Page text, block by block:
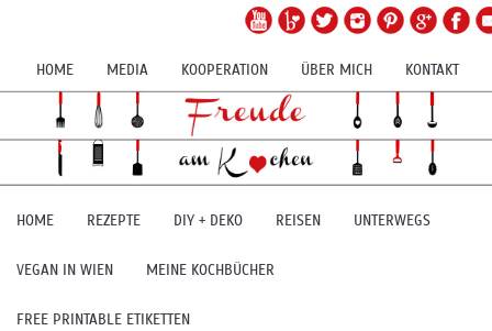
HOME MEDIA KOOPERATION ÜBER MICH KONTAKT
HOME REZEPTE DIY + DEKO REISEN UNTERWEGS
VEGAN IN WIEN MEINE KOCHBÜCHER
FREE PRINTABLE ETIKETTEN